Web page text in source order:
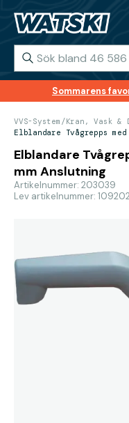
Sommarens
VVS-System /Kran, Vask &
Elblandare Tvågrepps
Elblandare
mm Anslutning
Artikelnummer: 203039
Lev artikelnummer: